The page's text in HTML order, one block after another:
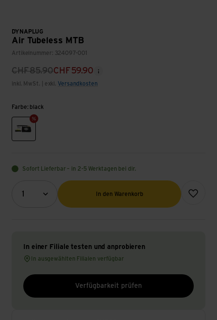
DYNAPLUG
Air Tubeless MTB
Artikelnummer: 324097-001
CHF85.90CHF59.90
inkl. MwSt. | exkl. Versandkosten
Farbe: black
black
Sofort Lieferbar – in 2-5 Werktagen bei dir.
1
Menge (Optional)
In den Warenkorb
Zur
In einer Filiale testen und anprobieren
In ausgewählten Filialen verfügbar
Verfügbarkeit prüfen